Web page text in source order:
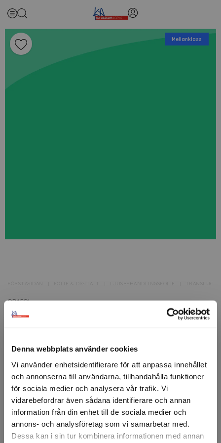
Denna webbplats använder cookies
Vi använder enhetsidentifierare för att anpassa innehållet
och annonserna till användarna, tillhandahålla funktioner
för sociala medier och analysera vår trafik. Vi
vidarebefordrar även sådana identifierare och annan
information från din enhet till de sociala medier och
annons- och analysföretag som vi samarbetar med.
Dessa kan i sin tur kombinera informationen med annan
Mellanklass
FÖRSTASIDAN FOLIE & DIGITALT LJUSBEHANDLINGSFOLIE
ORAFOL
ORACAL® 8300 619 Traffic
Green
ORACAL® 8300 är en transparent, färgad PVC-film med
UV-stabilisatorer för längre hållbarhet.
Filmen är utformad för kort- och medellångsiktiga
designer på bakgrundsbelysta glasytor.
För applikationer både inomhus och utomhus.
Artikelnr: 304561